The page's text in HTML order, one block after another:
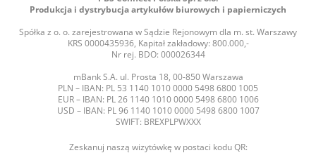
Produkcja i dystrybucja artykułów biurowych i papierniczych
Spółka z o. o. zarejestrowana w Sądzie Rejonowym dla m. st. Warszawy
KRS 0000435936, Kapitał zakładowy: 800.000,-
Nr rej. BDO: 000026344
mBank S.A. ul. Prosta 18, 00-850 Warszawa
PLN – IBAN: PL 53 1140 1010 0000 5498 6800 1005
EUR – IBAN: PL 26 1140 1010 0000 5498 6800 1006
USD – IBAN: PL 96 1140 1010 0000 5498 6800 1007
SWIFT: BREXPLPWXXX
Zeskanuj naszą wizytówkę w postaci kodu QR: